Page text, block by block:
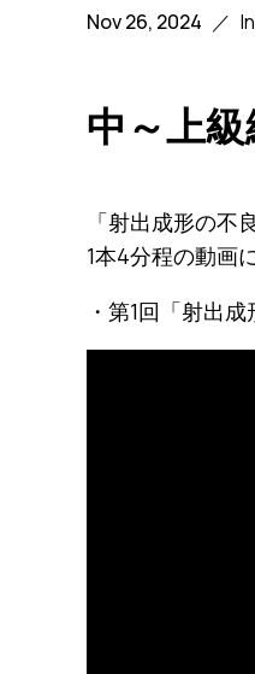
Nov 26, 2024
中～上
「射出成形の
1本4分程の動画
・第1回「射出